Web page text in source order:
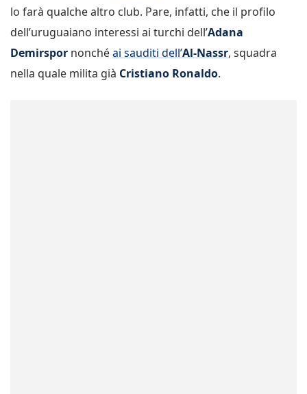
lo farà qualche altro club. Pare, infatti, che il profilo
dell’uruguaiano interessi ai turchi dell’Adana
Demirspor nonchéai sauditi dell’Al-Nassr, squadra
nella quale milita già Cristiano Ronaldo.